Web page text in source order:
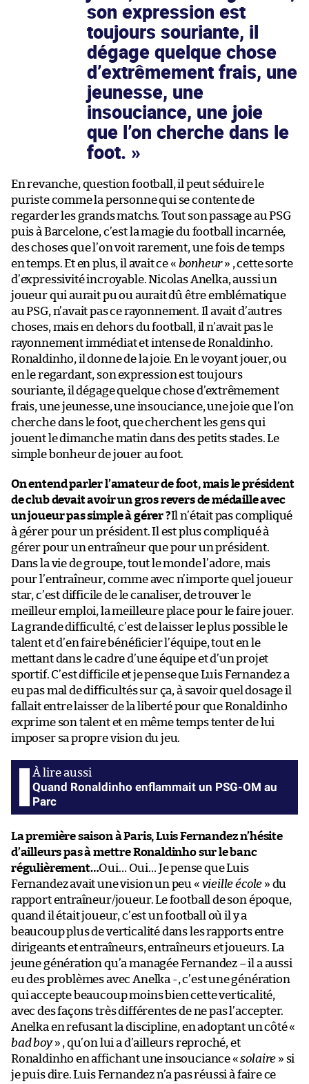
son expression est
toujours souriante, il
dégage quelque chose
d’extrêmement frais, une
jeunesse, une
insouciance, une joie
que l’on cherche dans le
foot.
En revanche, question football, il peut séduire le
puriste comme la personne qui se contente de
regarder les grands matchs. Tout son passage au PSG
puis à Barcelone, c’est la magie du football incarnée,
des choses que l’on voit rarement, une fois de temps
en temps. Et en plus, il avait ce « bonheur» , cette sorte
d’expressivité incroyable. Nicolas Anelka, aussi un
joueur qui aurait pu ou aurait dû être emblématique
au PSG, n’avait pas ce rayonnement. Il avait d’autres
choses, mais en dehors du football, il n’avait pas le
rayonnement immédiat et intense de Ronaldinho.
Ronaldinho, il donne de la joie. En le voyant jouer, ou
en le regardant, son expression est toujours
souriante, il dégage quelque chose d’extrêmement
frais, une jeunesse, une insouciance, une joie que l’on
cherche dans le foot, que cherchent les gens qui
jouent le dimanche matin dans des petits stades. Le
simple bonheur de jouer au foot.
On entend parler l’amateur de foot, mais le président
de club devait avoir un gros revers de médaille avec
un joueur pas simple à gérer ?Il n’était pas compliqué
à gérer pour un président. Il est plus compliqué à
gérer pour un entraîneur que pour un président.
Dans la vie de groupe, tout le monde l’adore, mais
pour l’entraîneur, comme avec n’importe quel joueur
star, c’est difficile de le canaliser, de trouver le
meilleur emploi, la meilleure place pour le faire jouer.
La grande difficulté, c’est de laisser le plus possible le
talent et d’en faire bénéficier l’équipe, tout en le
mettant dans le cadre d’une équipe et d’un projet
sportif. C’est difficile et je pense que Luis Fernandez a
eu pas mal de difficultés sur ça, à savoir quel dosage il
fallait entre laisser de la liberté pour que Ronaldinho
exprime son talent et en même temps tenter de lui
imposer sa propre vision du jeu.
Quand Ronaldinho enflammait un PSG-OM au
Parc
La première saison à Paris, Luis Fernandez n’hésite
d’ailleurs pas à mettre Ronaldinho sur le banc
régulièrement…Oui… Oui… Je pense que Luis
Fernandez avait une vision un peu « vieille école » du
rapport entraîneur/joueur. Le football de son époque,
quand il était joueur, c’est un football où il y a
beaucoup plus de verticalité dans les rapports entre
dirigeants et entraîneurs, entraîneurs et joueurs. La
jeune génération qu’a managée Fernandez – il a aussi
eu des problèmes avec Anelka -, c’est une génération
qui accepte beaucoup moins bien cette verticalité,
avec des façons très différentes de ne pas l’accepter.
Anelka en refusant la discipline, en adoptant un côté «
bad boy» , qu’on lui a d’ailleurs reproché, et
Ronaldinho en affichant une insouciance «solaire » si
je puis dire. Luis Fernandez n’a pas réussi à faire ce